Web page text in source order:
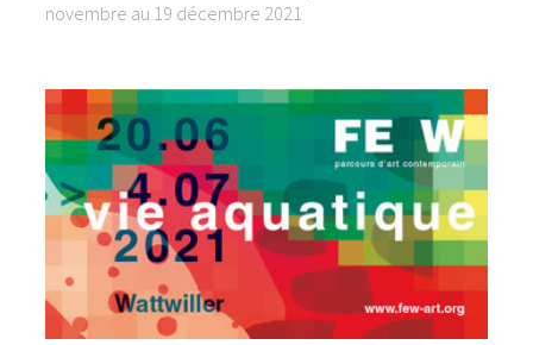
novembre au 19 décembre 2021